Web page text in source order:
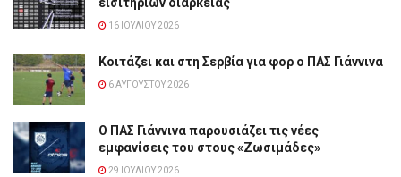
16 ΙΟΥΛΊΟΥ 2026
Κοιτάζει και στη Σερβία για φορ ο ΠΑΣ Γιάννινα
6 ΑΥΓΟΎΣΤΟΥ 2026
Ο ΠΑΣ Γιάννινα παρουσιάζει τις νέες
εμφανίσεις του στους «Ζωσιμάδες»
29 ΙΟΥΛΊΟΥ 2026